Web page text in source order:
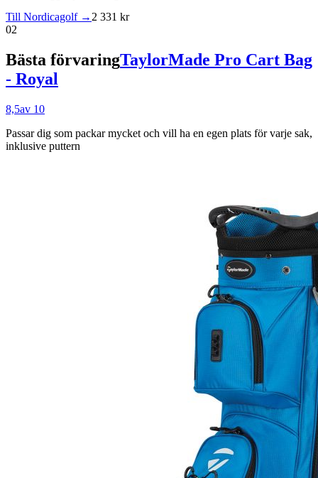
Till Nordicagolf → 2 331 kr
02
Bästa förvaringTaylorMade Pro Cart Bag
- Royal
8,5av 10
Passar dig som packar mycket och vill ha en egen plats för varje sak,
inklusive puttern